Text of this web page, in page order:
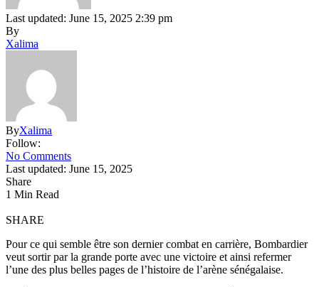
Last updated: June 15, 2025 2:39 pm
By
Xalima
ByXalima
Follow:
No Comments
Last updated: June 15, 2025
Share
1 Min Read
SHARE
Pour ce qui semble être son dernier combat en carrière, Bombardier
veut sortir par la grande porte avec une victoire et ainsi refermer
l’une des plus belles pages de l’histoire de l’arène sénégalaise.